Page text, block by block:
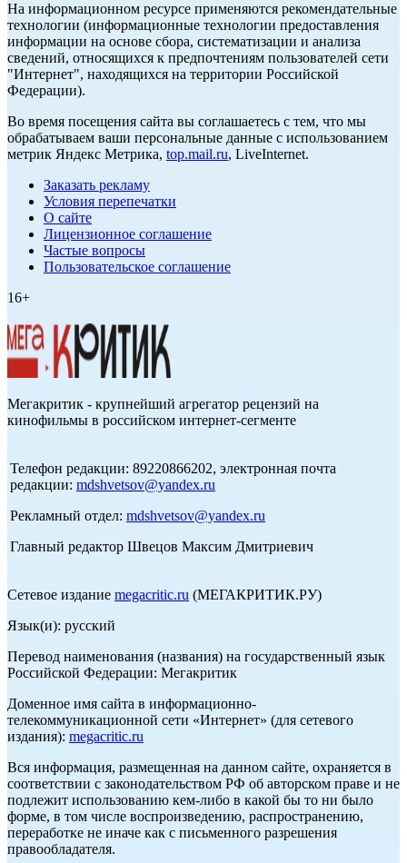
На информационном ресурсе применяются рекомендательные
технологии (информационные технологии предоставления
информации на основе сбора, систематизации и анализа
сведений, относящихся к предпочтениям пользователей сети
"Интернет", находящихся на территории Российской
Федерации).
Во время посещения сайта вы соглашаетесь с тем, что мы
обрабатываем ваши персональные данные с использованием
метрик Яндекс Метрика, top.mail.ru, LiveInternet.
Заказать рекламу
Условия перепечатки
О сайте
Лицензионное соглашение
Частые вопросы
Пользовательское соглашение
16+
Мегакритик - крупнейший агрегатор рецензий на
кинофильмы в российском интернет-сегменте
Телефон редакции: 89220866202, электронная почта
редакции: mdshvetsov@yandex.ru
Рекламный отдел: mdshvetsov@yandex.ru
Главный редактор Швецов Максим Дмитриевич
Сетевое издание megacritic.ru (МЕГАКРИТИК.РУ)
Язык(и): русский
Перевод наименования (названия) на государственный язык
Российской Федерации: Мегакритик
Доменное имя сайта в информационно-
телекоммуникационной сети «Интернет» (для сетевого
издания): megacritic.ru
Вся информация, размещенная на данном сайте, охраняется в
соответствии с законодательством РФ об авторском праве и не
подлежит использованию кем-либо в какой бы то ни было
форме, в том числе воспроизведению, распространению,
переработке не иначе как с письменного разрешения
правообладателя.